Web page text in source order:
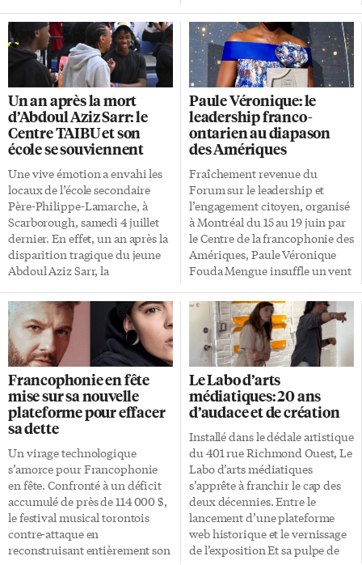
dans quelques années. Cette
offre estivale pose les jalons
d’un projet d’envergure. De
plus, d’autres expositions
interactives s’ajouteront à la
programmation plus tard cette
année. Éveiller les esprits
curieux La direction de
l’organisme souhaite réinventer
l’accès aux sciences pour les
familles. Un pari qui semble
déjà réussi auprès du public,
comme en témoigne Amy,
venue visiter les lieux avec son
jeune fils Harrison: «C’est notre
première fois […]
lundi 6 juillet au studio du
Théâtre français de Toronto,
rue College à l’étage de TFO.
Salles combles D’abord, la
présidente Geneviève
Brouyaux a présenté le bilan
d’une année faste. En effet, la
compagnie affiche une
excellente santé financière. Elle
possède un solde cumulé de 22
914,90 $ au 30 juin. Cette
solidité s’explique notamment
par le succès de leur dernière
production. Le spectacle […]
Un an après la mort
d’Abdoul Aziz Sarr: le
Centre TAIBU et son
école se souviennent
Une vive émotion a envahi les
locaux de l’école secondaire
Père-Philippe-Lamarche, à
Scarborough, samedi 4 juillet
dernier. En effet, un an après la
disparition tragique du jeune
Abdoul Aziz Sarr, la
francophone s’est rassemblée
pour honorer sa mémoire, à
l’appel du Centre de santé
communautaire bilingue
TAIBU. Entre deuil,
témoignages poignants et
actions de prévention, cet
événement s’est imposé comme
un jalon essentiel pour l’avenir
des jeunes du secteur. La parole
et le sport Cet événement a été
organisé dans le cadre du projet
Kuwezesha de TAIBU. Cette
journée de commémoration a
su transformer une profonde
douleur […]
Paule Véronique: le
leadership franco-
ontarien au diapason
des Amériques
Fraîchement revenue du
Forum sur le leadership et
l’engagement citoyen, organisé
à Montréal du 15 au 19 juin par
le Centre de la francophonie des
Amériques, Paule Véronique
Fouda Mengue insuffle un vent
la scène étudiante torontoise.
«Je ne savais pas que j’allais
vraiment réaliser à quel point
cette francophonie est belle en
dehors de la francophonie
franco-ontarienne que je
connaissais déjà», confie-t-elle à
l-express.ca, encore habitée par
l’effervescence de l’événement.
Cette étudiante en
Communication et Médias à
l’Université de l’Ontario
français, également
chroniqueuse à ONFR (TFO), a
remporté le prix Jeune leader
étudiante au […]
Francophonie en fête
mise sur sa nouvelle
plateforme pour effacer
sa dette
Un virage technologique
s’amorce pour Francophonie
en fête. Confronté à un déficit
accumulé de près de 114 000 $,
le festival musical torontois
contre-attaque en
reconstruisant entièrement son
Le Labo d’arts
médiatiques: 20 ans
d’audace et de création
Installé dans le dédale artistique
du 401 rue Richmond Ouest, Le
Labo d’arts médiatiques
s’apprête à franchir le cap des
deux décennies. Entre le
lancement d’une plateforme
web historique et le vernissage
de l’exposition Et sa pulpe de